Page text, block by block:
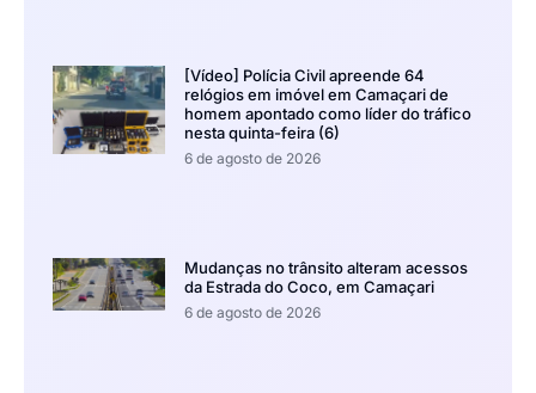
[Vídeo] Polícia Civil apreende 64
relógios em imóvel em Camaçari de
homem apontado como líder do tráfico
nesta quinta-feira (6)
6 de agosto de 2026
Mudanças no trânsito alteram acessos
da Estrada do Coco, em Camaçari
6 de agosto de 2026